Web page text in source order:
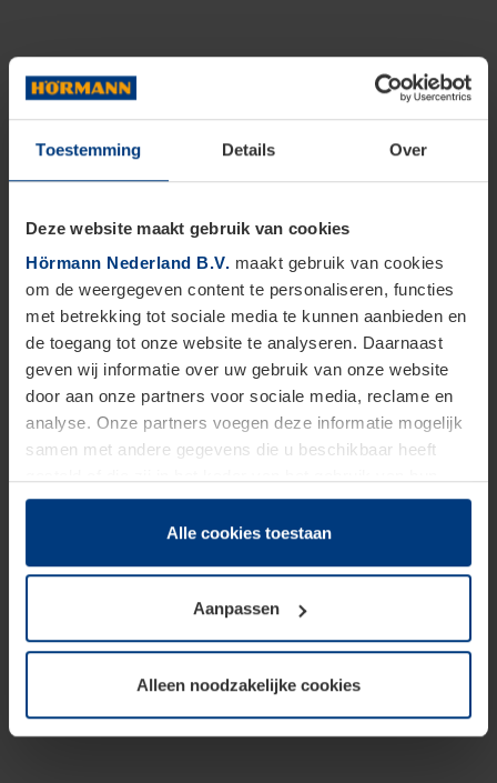
Toestemming Details Over
Deze website maakt gebruik van cookies
Hörmann Nederland B.V. maakt gebruik van cookies
om de weergegeven content te personaliseren, functies
met betrekking tot sociale media te kunnen aanbieden en
de toegang tot onze website te analyseren. Daarnaast
geven wij informatie over uw gebruik van onze website
door aan onze partners voor sociale media, reclame en
analyse. Onze partners voegen deze informatie mogelijk
samen met andere gegevens die u beschikbaar heeft
dienstverlening hebben verzameld.
Juridisch zijn wij gerechtigd om cookies op uw computer
onze pagina's absoluut noodzakelijk is. Voor alle andere
soorten cookies is uw toestemming vereist. Uw
toestemming kunt u op elk moment bij de uitleg van de
wijzigen of herroepen.
Alle cookies toestaan
Aanpassen
Alleen noodzakelijke cookies